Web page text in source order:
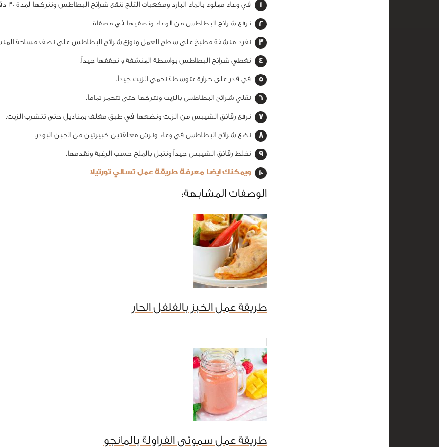
في وعاء مملوء بالماء البارد ومكعبات الثلج ننقع شرائح البطاطس ونتركها لمدة 30 دقيقة.
نرفع شرائح البطاطس من الوعاء ونصفيها في مصفاة.
نفرد منشفة مطبخ على سطح العمل ونوزع شرائح البطاطس على نصف مساحة
نغطي شرائح البطاطس بواسطة المنشفة و نجففها جيداً.
في قدر على حرارة متوسطة نحمي الزيت جيداً.
نقلي شرائح البطاطس بالزيت ونتركها حتى تتحمر تماماً.
نرفع رقائق الشيبس من الزيت ونضعها في طبق مغلف بمناديل حتى تتشرب الزيت.
نضع شرائح البطاطس في وعاء ونرش معلقتين كبيرتين من الجبن البودر.
نخلط رقائق الشيبس جيداً ونتبل بالملح حسب الرغبة ونقدمها.
ويمكنك ايضا معرفة طريقة عمل تسالي تورتيلا
الوصفات المشابهة:
طريقة عمل الخبز بالفلفل الحار
طريقة عمل سموثي الفراولة بالمانجو